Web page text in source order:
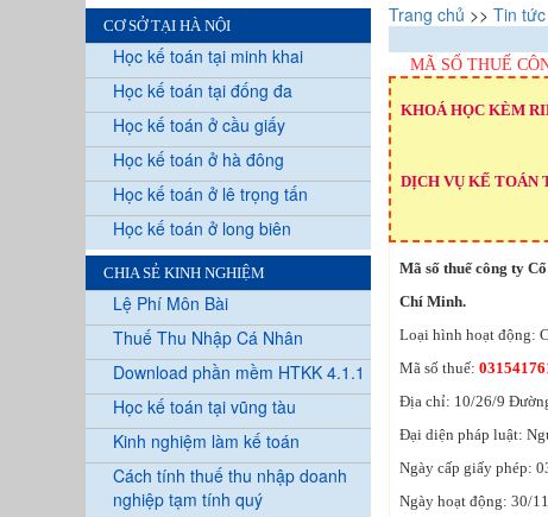
CƠ SỞ TẠI HÀ NỘI
Học kế toán tại minh khai
Học kế toán tại đống đa
Học kế toán ở cầu giấy
Học kế toán ở hà đông
Học kế toán ở lê trọng tấn
Học kế toán ở long biên
CHIA SẺ KINH NGHIỆM
Lệ Phí Môn Bài
Thuế Thu Nhập Cá Nhân
Download phần mềm HTKK 4.1.1
Học kế toán tại vũng tàu
Kinh nghiệm làm kế toán
Cách tính thuế thu nhập doanh
nghiệp tạm tính quý
Trang chủ >> Tin
MÃ SỐ THUẾ
KHOÁ HỌC KÈM
DỊCH VỤ KẾ TOÁN
Mã số thuế công ty
Chí Minh.
Loại hình hoạt động:
Mã số thuế:
Địa chỉ: 10/26/9
Đại diện pháp luật:
Ngày cấp giấy phép:
Ngày hoạt động: 30/